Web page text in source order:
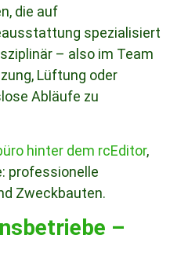
die auf
spezialisiert
– also im Team
Lüftung oder
Abläufe zu
hinter dem rcEditor,
professionelle
Zweckbauten.
–